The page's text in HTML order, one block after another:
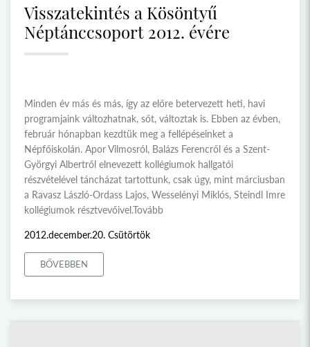
Visszatekintés a Kösöntyű
Néptánccsoport 2012. évére
Minden év más és más, így az előre betervezett heti, havi
programjaink változhatnak, sőt, változtak is. Ebben az évben,
február hónapban kezdtük meg a fellépéseinket a
Népfőiskolán. Apor Vilmosról, Balázs Ferencről és a Szent-
Györgyi Albertről elnevezett kollégiumok hallgatói
részvételével táncházat tartottunk, csak úgy, mint márciusban
a Ravasz László-Ordass Lajos, Wesselényi Miklós, Steindl Imre
kollégiumok résztvevőivel.Tovább
2012.december.20. Csütörtök
BŐVEBBEN